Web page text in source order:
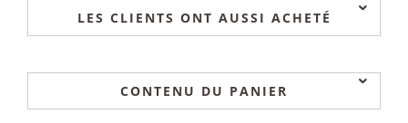
LES CLIENTS ONT AUSSI ACHETÉ
CONTENU DU PANIER